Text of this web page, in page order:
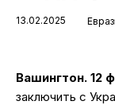
13.02.2025
Вашингтон. 12
заключить с